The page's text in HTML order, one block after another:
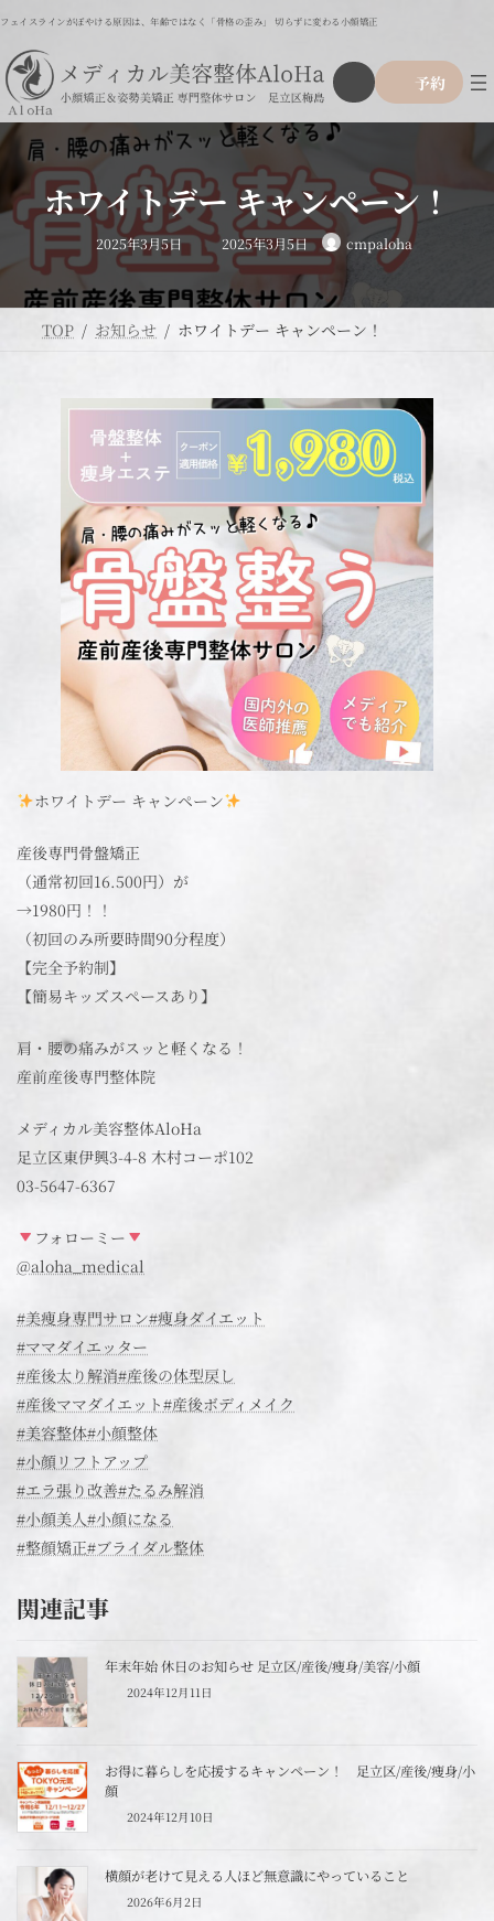
ン
テ
ン
ツ
へ
ス
ッ
プ
ビ
ゲ
ー
シ
ョ
ン
移
動
フェイスラインがぼやける原因は、年齢ではなく「骨格の歪み」 切らずに変わる小顔矯正
ア
イ
コ
リ
ン
予約
グ
ル
ン
ク
ホワイトデー キャンペーン！
2025年3月5日 最
終
更
日
時
2025年3月5日 cmpaloha
TOP お知らせ ホワイトデー キャンペーン！
ホワイトデー キャンペーン
産後専門骨盤矯正
（通常初回16.500円）が
→1980円！！
（初回のみ所要時間90分程度）
【完全予約制】
【簡易キッズスペースあり】
肩・腰の痛みがスッと軽くなる！
産前産後専門整体院
メディカル美容整体AloHa
足立区東伊興3-4-8 木村コーポ102
03-5647-6367
フォローミー
@aloha_medical
#美痩身専門サロン#痩身ダイエット
#ママダイエッター
#産後太り解消#産後の体型戻し
#産後ママダイエット#産後ボディメイク
#美容整体#小顔整体
#小顔リフトアップ
#エラ張り改善#たるみ解消
#小顔美人#小顔になる
#整顔矯正#ブライダル整体
関連記事
年末年始 休日のお知らせ 足立区/産後/痩身/美容/小顔
2024年12月11日
お得に暮らしを応援するキャンペーン！ 足立区/産後/痩身/小
顔
2024年12月10日
横顔が老けて見える人ほど無意識にやっていること
2026年6月2日